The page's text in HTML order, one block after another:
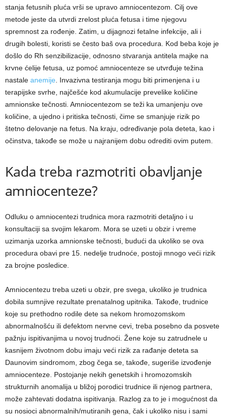
stanja fetusnih pluća vrši se upravo amniocentezom. Cilj ove
metode jeste da utvrdi zrelost pluća fetusa i time njegovu
spremnost za rođenje. Zatim, u dijagnozi fetalne infekcije, ali i
drugih bolesti, koristi se često baš ova procedura. Kod beba koje je
došlo do Rh senzibilizacije, odnosno stvaranja antitela majke na
krvne ćelije fetusa, uz pomoć amniocenteze se utvrđuje težina
nastale anemije. Invazivna testiranja mogu biti primenjena i u
terapijske svrhe, najčešće kod akumulacije prevelike količine
amnionske tečnosti. Amniocentezom se teži ka umanjenju ove
količine, a ujedno i pritiska tečnosti, čime se smanjuje rizik po
štetno delovanje na fetus. Na kraju, određivanje pola deteta, kao i
očinstva, takođe se može u najranijem dobu odrediti ovim putem.
Kada treba razmotriti obavljanje
amniocenteze?
Odluku o amniocentezi trudnica mora razmotriti detaljno i u
konsultaciji sa svojim lekarom. Mora se uzeti u obzir i vreme
uzimanja uzorka amnionske tečnosti, budući da ukoliko se ova
procedura obavi pre 15. nedelje trudnoće, postoji mnogo veći rizik
za brojne posledice.
Amniocentezu treba uzeti u obzir, pre svega, ukoliko je trudnica
dobila sumnjive rezultate prenatalnog upitnika. Takođe, trudnice
koje su prethodno rodile dete sa nekom hromozomskom
abnormalnošću ili defektom nervne cevi, treba posebno da posvete
pažnju ispitivanjima u novoj trudnoći. Žene koje su zatrudnele u
kasnijem životnom dobu imaju veći rizik za rađanje deteta sa
Daunovim sindromom, zbog čega se, takođe, sugeriše izvođenje
amniocenteze. Postojanje nekih genetskih i hromozomskih
strukturnih anomalija u bližoj porodici trudnice ili njenog partnera,
može zahtevati dodatna ispitivanja. Razlog za to je i mogućnost da
su nosioci abnormalnih/mutiranih gena, čak i ukoliko nisu i sami